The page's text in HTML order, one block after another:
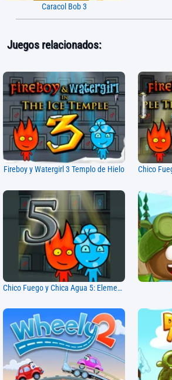
Caracol Bob 3
Juegos relacionados:
Fireboy y Watergirl 3 Templo de Hielo
Chico Fuego y Chica Agua 5: Elementos